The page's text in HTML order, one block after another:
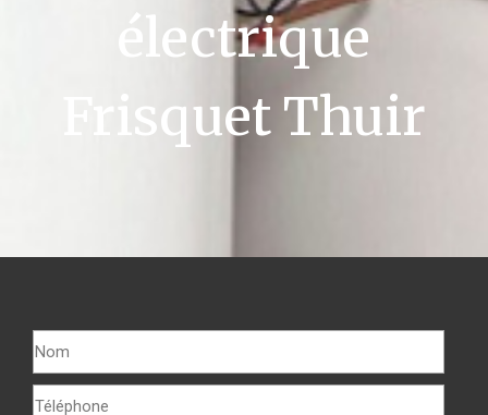
électrique
Frisquet Thuir